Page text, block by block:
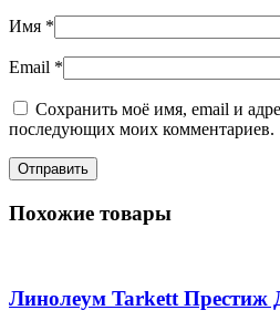
Имя *
Email *
Сохранить моё имя, email и
последующих моих комментариев.
Похожие товары
Линолеум Tarkett Престиж